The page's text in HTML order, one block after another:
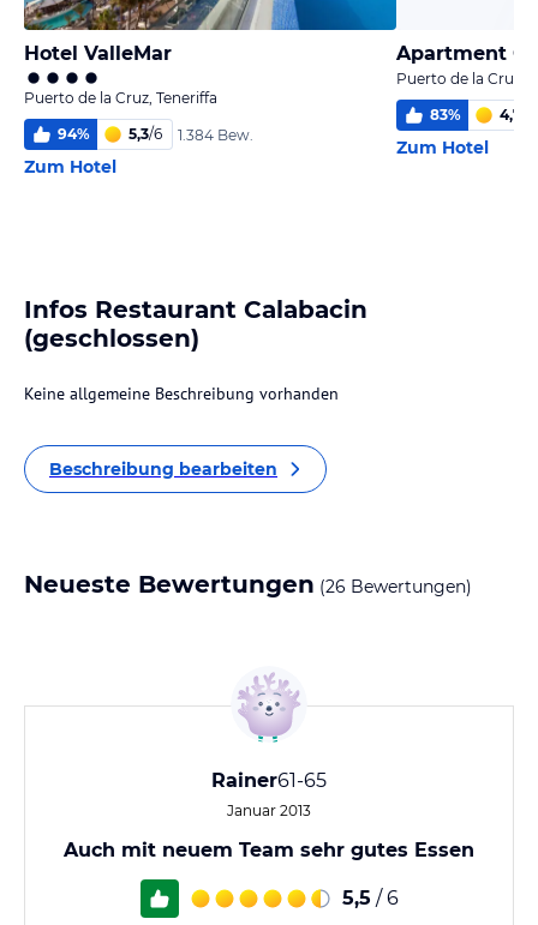
Hotel ValleMar
Puerto de la Cruz, Teneriffa
94% 5,3/6 1.384 Bew.
Zum Hotel
Apartment
Puerto de la Cruz,
83% 4,7
Zum Hotel
Infos Restaurant Calabacin
(geschlossen)
Keine allgemeine Beschreibung vorhanden
Beschreibung bearbeiten
Neueste Bewertungen (26 Bewertungen)
Rainer61-65
Januar 2013
Auch mit neuem Team sehr gutes Essen
5,5 / 6